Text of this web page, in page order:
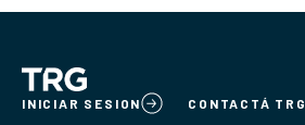
INICIAR SESION CONTACTÁ TRG